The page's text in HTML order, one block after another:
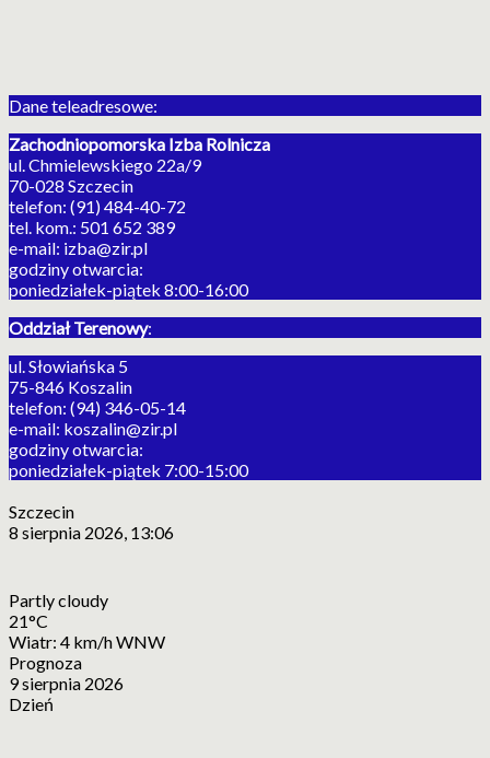
Dane teleadresowe:
Zachodniopomorska Izba Rolnicza
ul. Chmielewskiego 22a/9
70-028 Szczecin
telefon: (91) 484-40-72
tel. kom.: 501 652 389
e-mail: izba@zir.pl
godziny otwarcia:
poniedziałek-piątek 8:00-16:00
Oddział Terenowy:
ul. Słowiańska 5
75-846 Koszalin
telefon: (94) 346-05-14
e-mail: koszalin@zir.pl
godziny otwarcia:
poniedziałek-piątek 7:00-15:00
Szczecin
8 sierpnia 2026, 13:06
Partly cloudy
21°C
Wiatr: 4 km/h WNW
Prognoza
9 sierpnia 2026
Dzień